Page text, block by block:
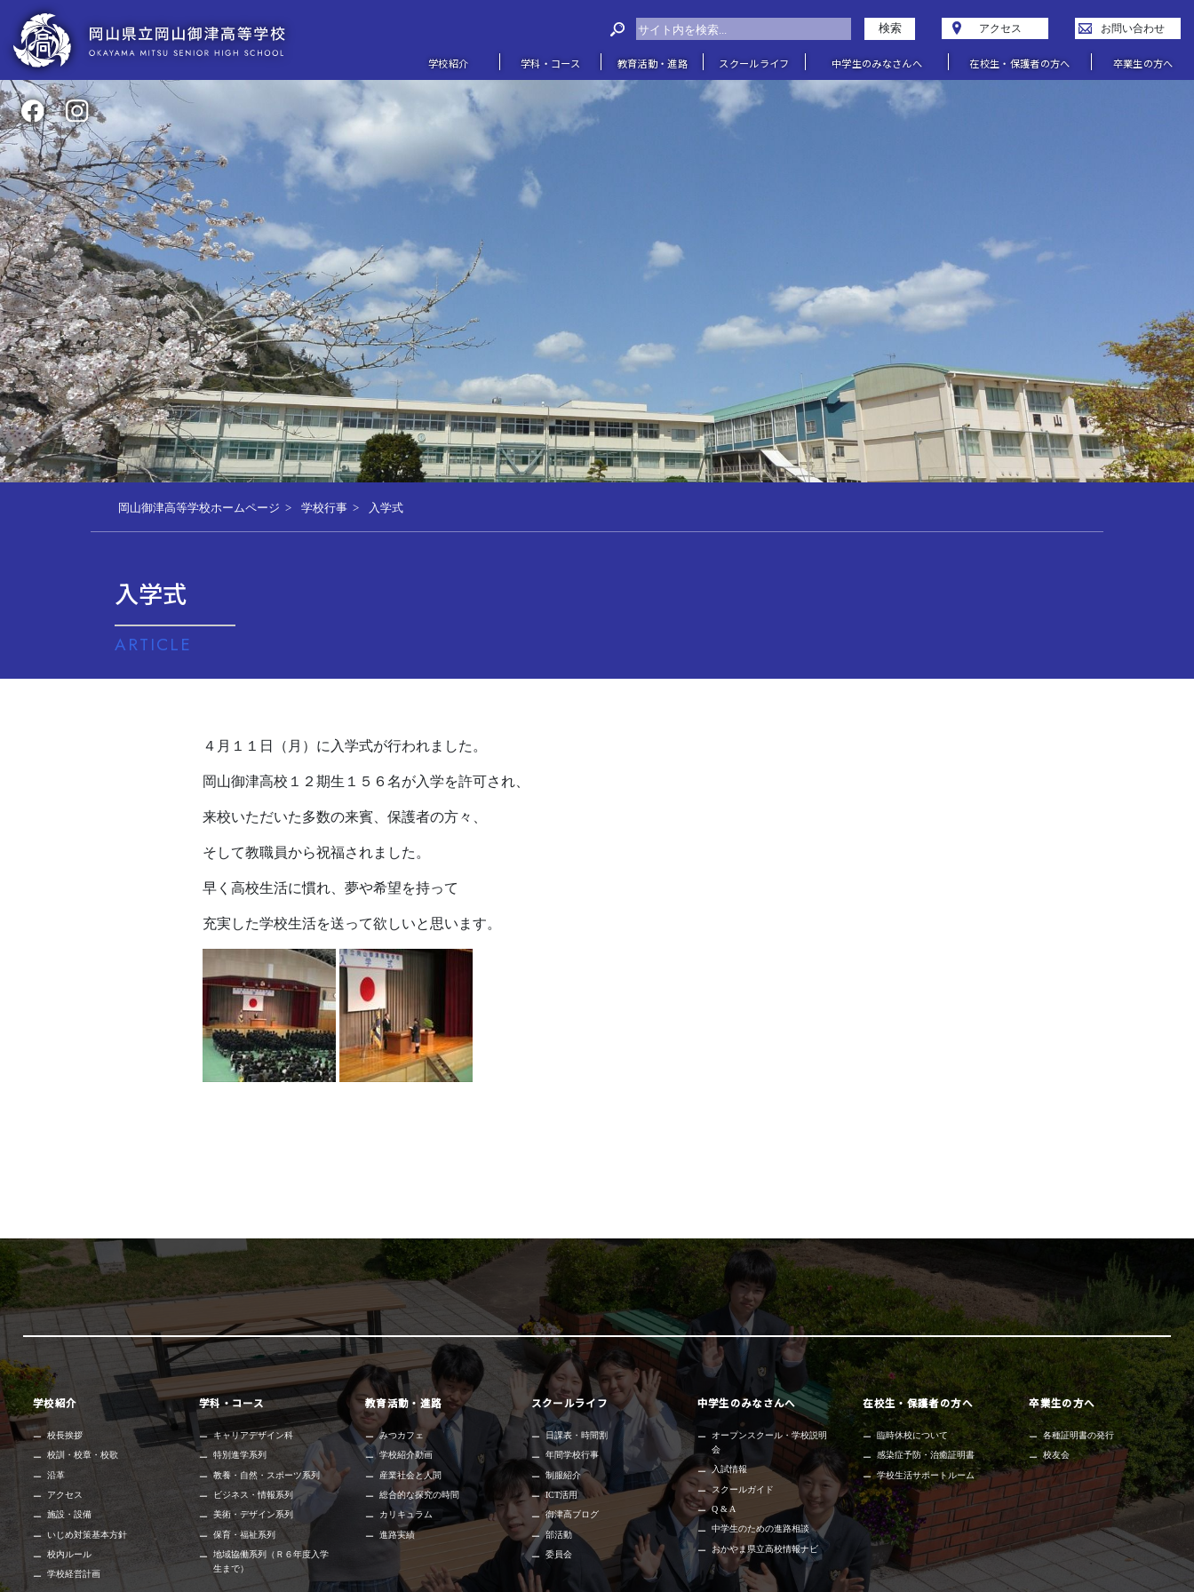
検索 アクセス お問い合わせ
学校紹介 学科・コース 教育活動・進路 スクールライフ 中学生のみなさんへ 在校生・保護者の方へ 卒業生の方へ
岡山御津高等学校ホームページ 学校行事 入学式
入学式
ARTICLE
４月１１日（月）に入学式が行われました。
岡山御津高校１２期生１５６名が入学を許可され、
来校いただいた多数の来賓、保護者の方々、
そして教職員から祝福されました。
早く高校生活に慣れ、夢や希望を持って
充実した学校生活を送って欲しいと思います。
学校紹介
校長挨拶
校訓・校章・校歌
沿革
アクセス
施設・設備
いじめ対策基本方針
校内ルール
学校経営計画
学科・コース
キャリアデザイン科
特別進学系列
教養・自然・スポーツ系列
ビジネス・情報系列
美術・デザイン系列
保育・福祉系列
地域協働系列（Ｒ６年度入学
生まで）
教育活動・進路
みつカフェ
学校紹介動画
産業社会と人間
総合的な探究の時間
カリキュラム
進路実績
スクールライフ
日課表・時間割
年間学校行事
制服紹介
ICT活用
御津高ブログ
部活動
委員会
中学生のみなさんへ
オープンスクール・学校説明
会
入試情報
スクールガイド
Q & A
中学生のための進路相談
おかやま県立高校情報ナビ
在校生・保護者の方へ
臨時休校について
感染症予防・治癒証明書
学校生活サポートルーム
卒業生の方へ
各種証明書の発行
校友会